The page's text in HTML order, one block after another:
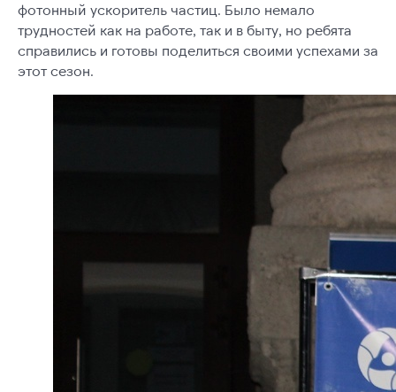
фотонный ускоритель частиц. Было немало
трудностей как на работе, так и в быту, но ребята
справились и готовы поделиться своими успехами за
этот сезон.